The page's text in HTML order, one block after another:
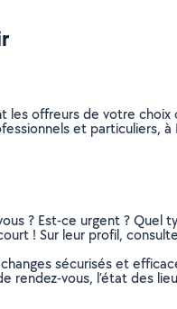
les offreurs de votre
et particuliers,
? Est-ce urgent ?
! Sur leur profil,
sécurisés et
vous, l’état des